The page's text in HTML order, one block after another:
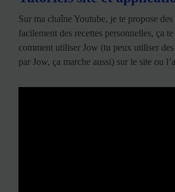
Sur ma chaîne Youtube, je te propose
facilement des recettes personnelles, ça
comment utiliser Jow (tu peux utiliser des
par Jow, ça marche aussi) sur le site ou